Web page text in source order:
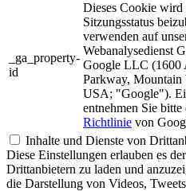
_ga_property-
id
Dieses Cookie wird
Sitzungsstatus
verwenden auf
Webanalysedienst
Google LLC (1600
Parkway,
USA; "Google").
entnehmen Sie bitte
Richtlinie von
Inhalte und Dienste von
Diese Einstellungen erlauben es
Drittanbietern zu laden und
die Darstellung von Videos,